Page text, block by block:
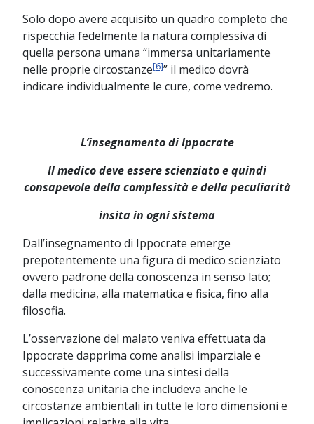
Solo dopo avere acquisito un quadro completo che
rispecchia fedelmente la natura complessiva di
quella persona umana “immersa unitariamente
nelle proprie circostanze[6]” il medico dovrà
indicare individualmente le cure, come vedremo.
L’insegnamento di Ippocrate
Il medico deve essere scienziato e quindi
consapevole della complessità e della peculiarità
insita in ogni sistema
Dall’insegnamento di Ippocrate emerge
prepotentemente una figura di medico scienziato
ovvero padrone della conoscenza in senso lato;
dalla medicina, alla matematica e fisica, fino alla
filosofia.
L’osservazione del malato veniva effettuata da
Ippocrate dapprima come analisi imparziale e
successivamente come una sintesi della
conoscenza unitaria che includeva anche le
circostanze ambientali in tutte le loro dimensioni e